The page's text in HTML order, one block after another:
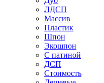
ЛДСП
Массив
Пластик
Шпон
Экошпон
С патиной
ДСП
Стоимость